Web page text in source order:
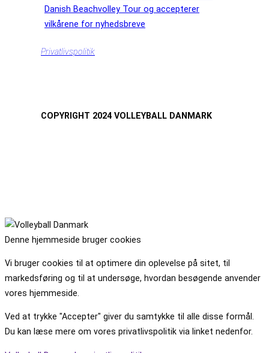
Danish Beachvolley Tour og accepterer
vilkårene for nyhedsbreve
Privatlivspolitik
COPYRIGHT 2024 VOLLEYBALL DANMARK
Denne hjemmeside bruger cookies
Vi bruger cookies til at optimere din oplevelse på sitet, til
markedsføring og til at undersøge, hvordan besøgende anvender
vores hjemmeside.
Ved at trykke "Accepter" giver du samtykke til alle disse formål.
Du kan læse mere om vores privatlivspolitik via linket nedenfor.